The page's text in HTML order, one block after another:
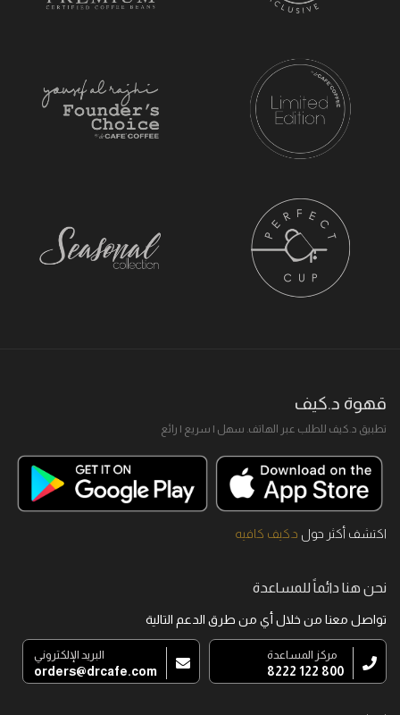
قهوة د.كيف
تطبيق د.كيف للطلب عبر الهاتف. سهل I سريع I رائع
اكتشف أكثر حول د.كيف كافيه
نحن هنا دائماً للمساعدة
تواصل معنا من خلال أي من طرق الدعم التالية
مركز المساعدة
800 122 8222
البريد الإلكتروني
orders@drcafe.com